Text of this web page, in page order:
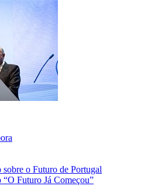
o Futuro de Portugal
Futuro Já Começou”